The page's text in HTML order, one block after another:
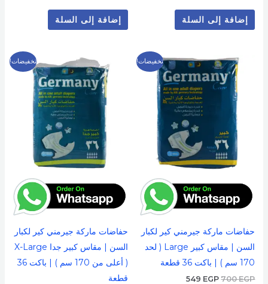
إضافة إلى السلة إضافة إلى السلة
تخفيضات!
حفاضات ماركة جيرمني كير لكبار
السن | مقاس كبير Large ( لحد
170 سم ) | باكت 36 قطعة
700EGP
السعر
الأصلي
هو:
700 EGP.
549 EGP
السعر
الحالي
هو:
549 EGP.
تخفيضات!
حفاضات ماركة جيرمني كير لكبار
السن | مقاس كبير جدا X-Large
( أعلى من 170 سم ) | باكت 36
قطعة
السعر
الأصلي
هو:
800 EGP.
الحالي
هو:
649 EGP.